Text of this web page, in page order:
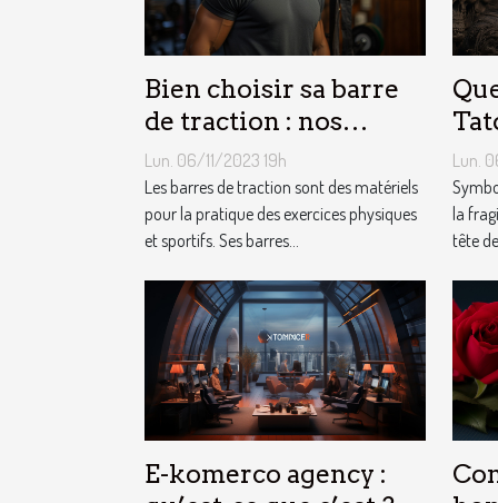
Bien choisir sa barre
de traction : nos
conseils !
Lun. 06/11/2023 19h
Les barres de traction sont des matériels
pour la pratique des exercices physiques
et sportifs. Ses barres...
Lun.
la
tête
E-komerco agency :